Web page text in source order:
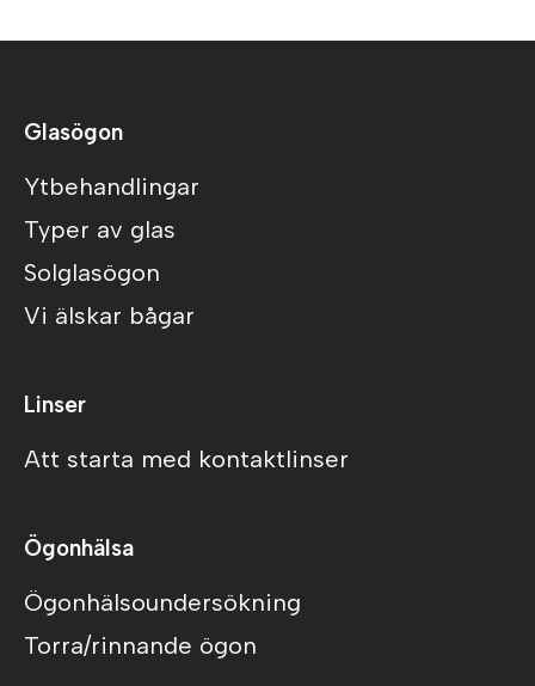
Glasögon
Ytbehandlingar
Typer av glas
Solglasögon
Vi älskar bågar
Linser
Att starta med kontaktlinser
Ögonhälsa
Ögonhälsoundersökning
Torra/rinnande ögon